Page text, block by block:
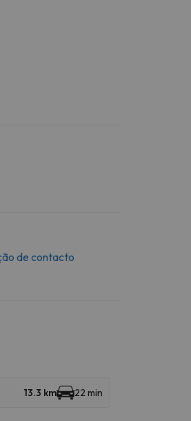
de contacto
13.3 km 22 min